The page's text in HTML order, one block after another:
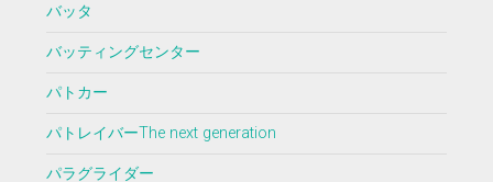
バッタ
バッティングセンター
パトカー
パトレイバーThe next generation
パラグライダー